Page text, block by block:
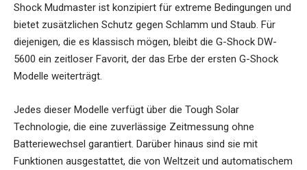
Shock Mudmaster ist konzipiert für extreme Bedingungen und
bietet zusätzlichen Schutz gegen Schlamm und Staub. Für
diejenigen, die es klassisch mögen, bleibt die G-Shock DW-
5600 ein zeitloser Favorit, der das Erbe der ersten G-Shock
Modelle weiterträgt.
Jedes dieser Modelle verfügt über die Tough Solar
Technologie, die eine zuverlässige Zeitmessung ohne
Batteriewechsel garantiert. Darüber hinaus sind sie mit
Funktionen ausgestattet, die von Weltzeit und automatischem